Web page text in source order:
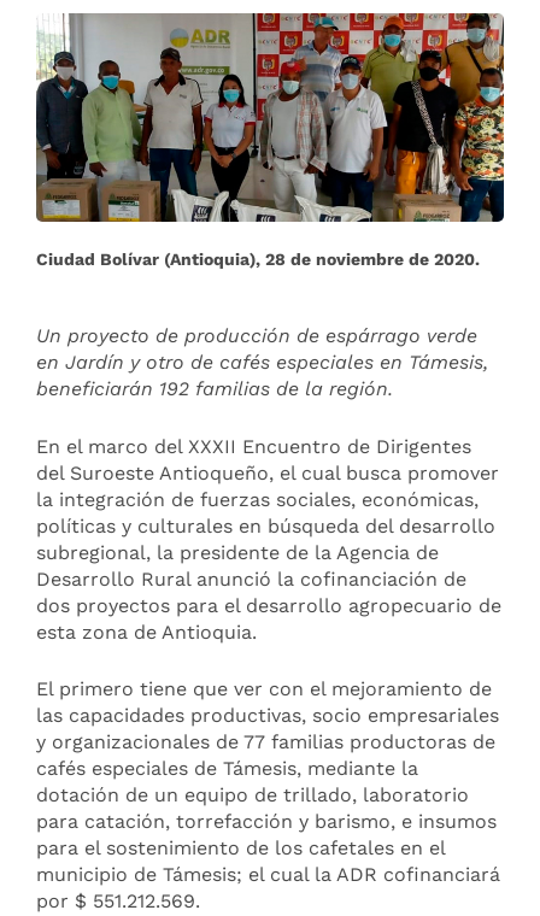
Ciudad Bolívar (Antioquia), 28 de noviembre de 2020.
Un proyecto de producción de espárrago verde
en Jardín y otro de cafés especiales en Támesis,
beneficiarán 192 familias de la región.
En el marco del XXXII Encuentro de Dirigentes
del Suroeste Antioqueño, el cual busca promover
la integración de fuerzas sociales, económicas,
políticas y culturales en búsqueda del desarrollo
subregional, la presidente de la Agencia de
Desarrollo Rural anunció la cofinanciación de
dos proyectos para el desarrollo agropecuario de
esta zona de Antioquia.
El primero tiene que ver con el mejoramiento de
las capacidades productivas, socio empresariales
y organizacionales de 77 familias productoras de
cafés especiales de Támesis, mediante la
dotación de un equipo de trillado, laboratorio
para catación, torrefacción y barismo, e insumos
para el sostenimiento de los cafetales en el
municipio de Támesis; el cual la ADR cofinanciará
por $ 551.212.569.